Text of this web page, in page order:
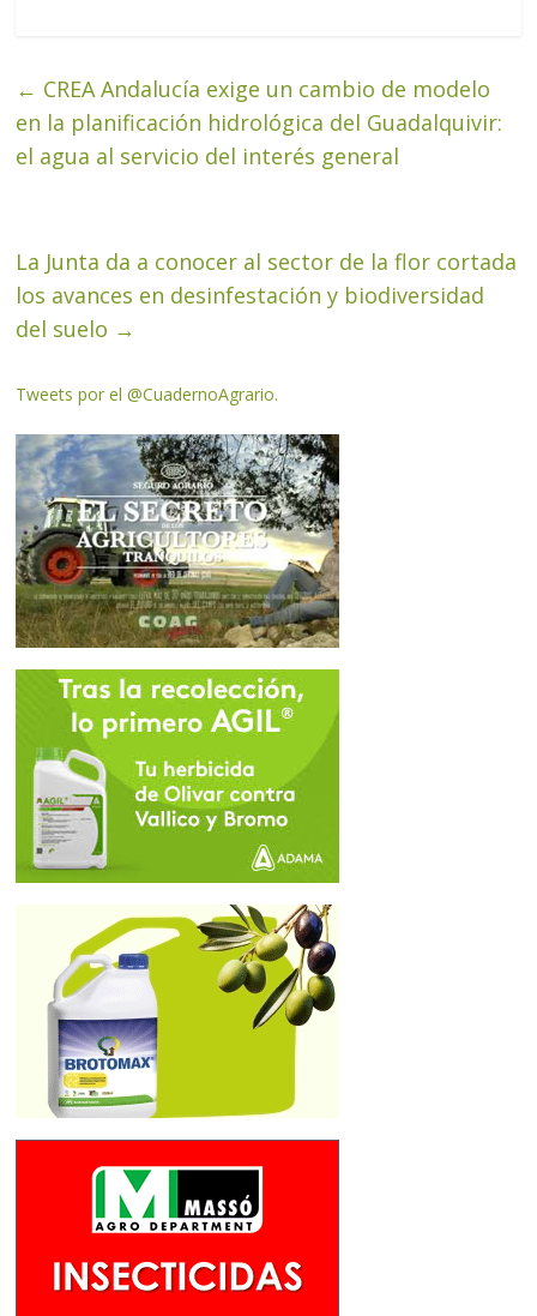
← CREA Andalucía exige un cambio de modelo
en la planificación hidrológica del Guadalquivir:
el agua al servicio del interés general
La Junta da a conocer al sector de la flor cortada
los avances en desinfestación y biodiversidad
del suelo →
Tweets por el @CuadernoAgrario.